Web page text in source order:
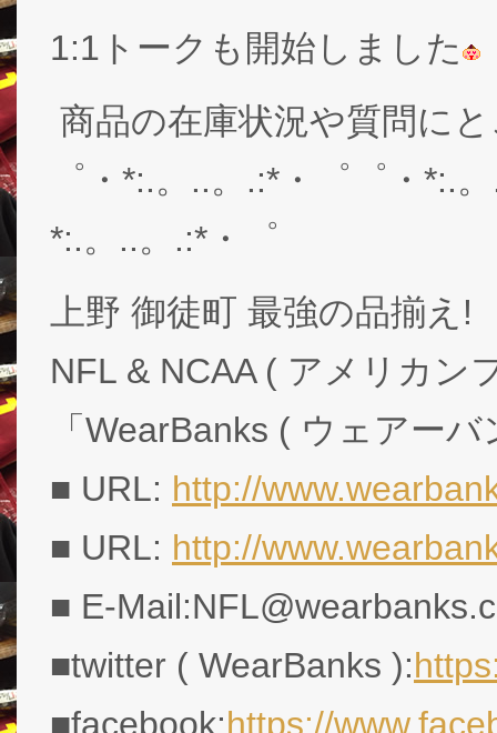
1:1トークも開始しました
商品の在庫状況や質問に
゜・*:.。..。.:*・゜゜・*:.
*:.。..。.:*・゜
上野 御徒町 最強の品揃え!
NFL & NCAA ( アメリカン
「WearBanks ( ウェアー
■ URL: http://
■ URL: http://
■ E-
■twitter ( WearBanks ):
■facebook:https://